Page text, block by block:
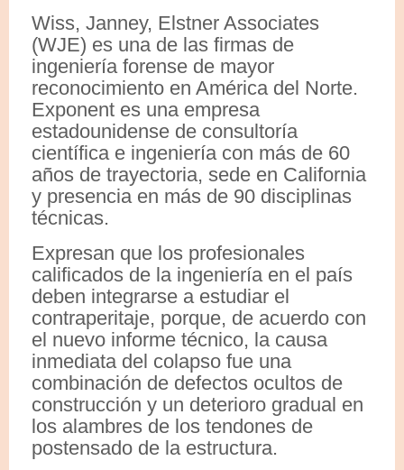
Wiss, Janney, Elstner Associates
(WJE) es una de las firmas de
ingeniería forense de mayor
reconocimiento en América del Norte.
Exponent es una empresa
estadounidense de consultoría
científica e ingeniería con más de 60
años de trayectoria, sede en California
y presencia en más de 90 disciplinas
técnicas.
Expresan que los profesionales
calificados de la ingeniería en el país
deben integrarse a estudiar el
contraperitaje, porque, de acuerdo con
el nuevo informe técnico, la causa
inmediata del colapso fue una
combinación de defectos ocultos de
construcción y un deterioro gradual en
los alambres de los tendones de
postensado de la estructura.